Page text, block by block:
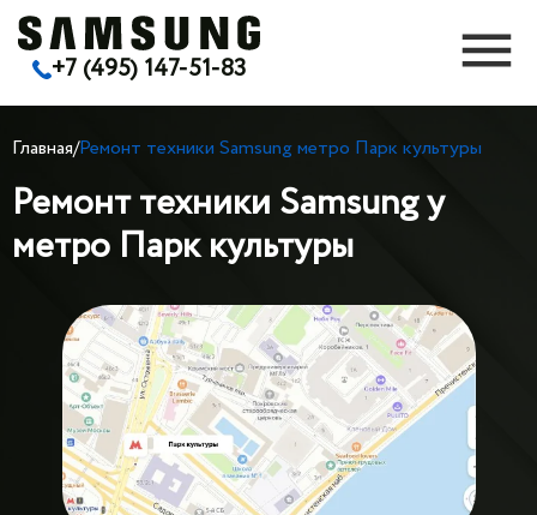
+7 (495) 147-51-83
Ремонт техники Samsung у
метро Парк культуры
Главная/Ремонт техники Samsung метро Парк культуры